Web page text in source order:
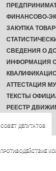
ФИНАНСОВО-
ЗАКУПКА
СВЕДЕНИЯ О
ИНФОРМАЦИЯ
АТТЕСТАЦИЯ
ТЕКСТЫ
РЕЕСТР
СОВЕТ ДЕПУТАТОВ
ПРОТИВОДЕЙСТВИЕ